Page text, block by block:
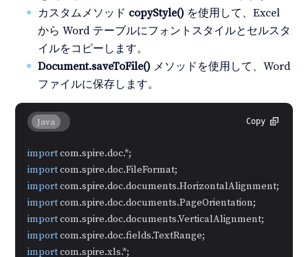
カスタムメソッド copyStyle() を使用して、Excel
から Word テーブルにフォントスタイルとセルスタ
イルをコピーします。
Document.saveToFile() メソッドを使用して、Word
ファイルに保存します。
Java Copy
import
import
import
import
import
import
import com.spire.xls.*;